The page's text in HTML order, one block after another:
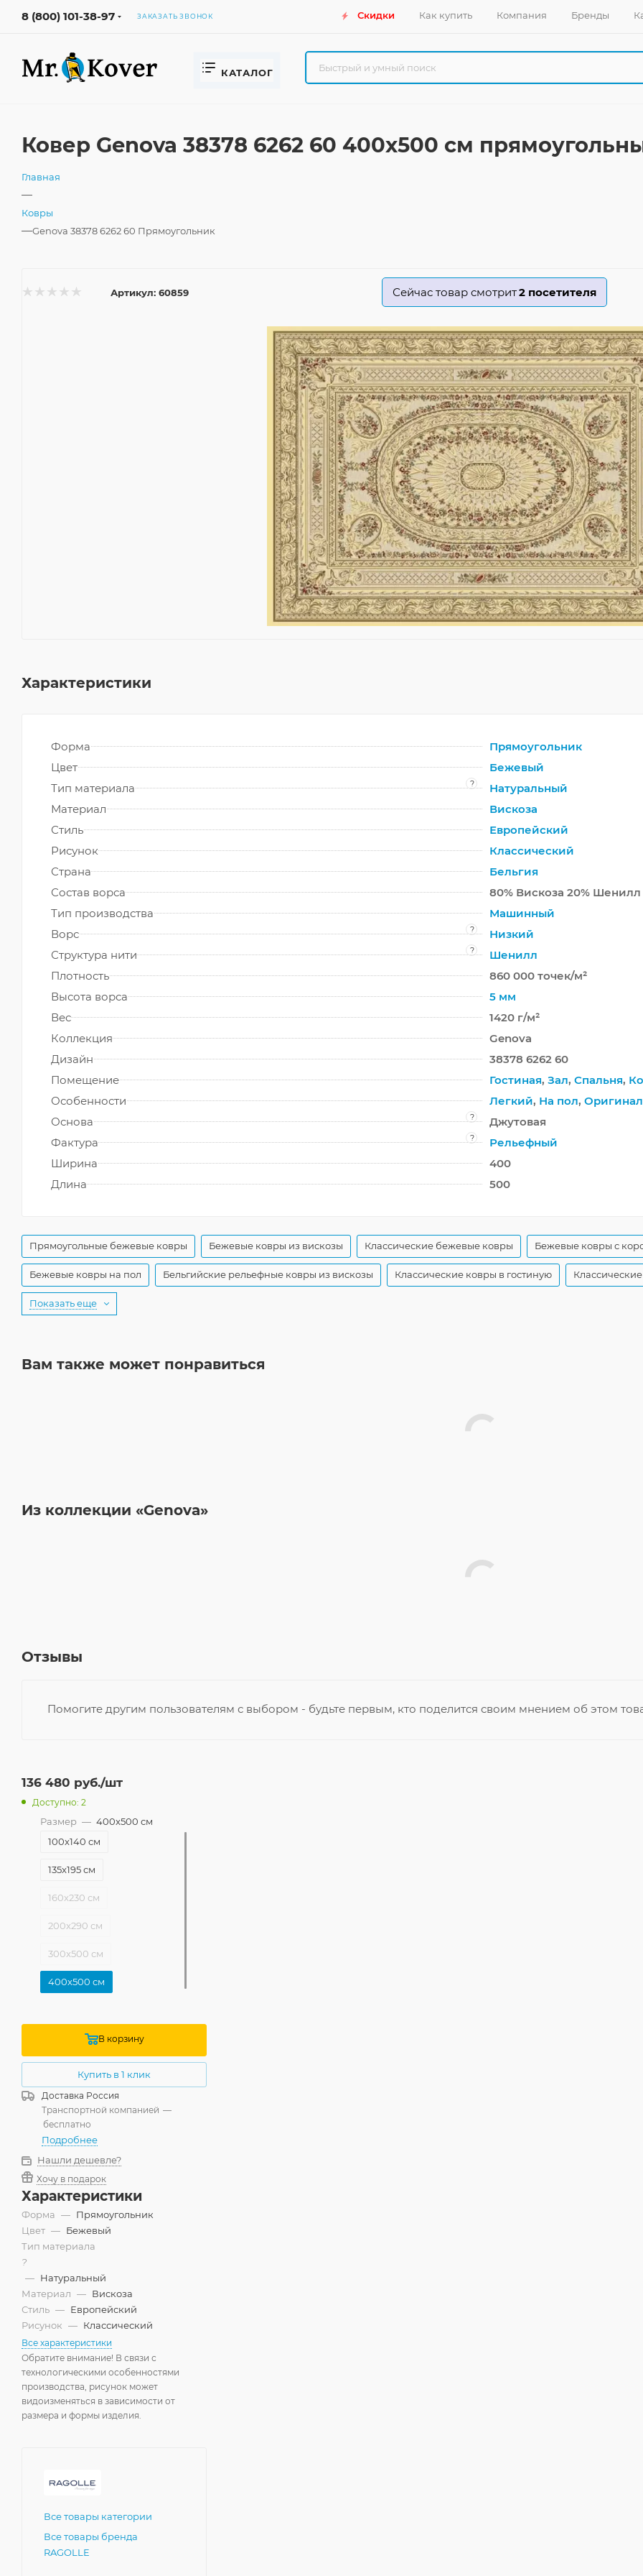
8 (800) 101-38-97 ЗАКАЗАТЬ ЗВОНОК Скидки Как купить Компания Бренды
КАТАЛОГ
Ковер Genova 38378 6262 60 400x500 см
Главная
—
Ковры
—Genova 38378 6262 60 Прямоугольник
Артикул: 60859 Сейчас товар смотрит2 посетителя
Характеристики
Форма
Прямоугольник
Цвет
Бежевый
Тип материала
?
Натуральный
Материал
Вискоза
Стиль
Европейский
Рисунок
Классический
Страна
Бельгия
Состав ворса
80% Вискоза 20% Шенилл
Тип производства
Машинный
Ворс
?
Низкий
Структура нити
?
Шенилл
Плотность
860 000 точек/м²
Высота ворса
5 мм
Вес
1420 г/м²
Коллекция
Genova
Дизайн
38378 6262 60
Помещение
Гостиная, Зал, Спальня,
Особенности
Легкий, На пол,
Основа
?
Джутовая
Фактура
?
Рельефный
Ширина
400
Длина
500
Прямоугольные бежевые ковры Бежевые ковры из вискозы Классические бежевые ковры Бежевые ковры с
Бежевые ковры на пол Бельгийские рельефные ковры из вискозы Классические ковры в гостиную
Показать еще
Вам также может понравиться
Из коллекции «Genova»
Отзывы
Помогите другим пользователям с выбором - будьте первым, кто поделится своим мнением об этом
136 480 руб./шт
Доступно: 2
Размер — 400x500 см
100x140 см
135x195 см
160x230 см
200x290 см
300x500 см
400x500 см
В корзину
Купить в 1 клик
Доставка Россия
Транспортной компанией —
бесплатно
Подробнее
Нашли дешевле?
Хочу в подарок
Характеристики
Форма — Прямоугольник
Цвет — Бежевый
Тип материала
?
— Натуральный
Материал — Вискоза
Стиль — Европейский
Рисунок — Классический
Все характеристики
Обратите внимание! В связи с
технологическими особенностями
производства, рисунок может
видоизменяться в зависимости от
размера и формы изделия.
Все товары категории
Все товары бренда
RAGOLLE